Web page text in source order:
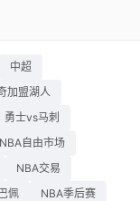
中超
加盟湖人
勇士vs马刺
NBA自由市场
NBA交易
佩
NBA季后赛